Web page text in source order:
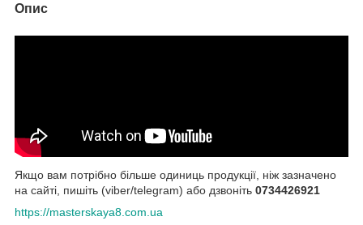
Опис
Якщо вам потрібно більше одиниць продукції, ніж зазначено
на сайті, пишіть (viber/telegram) або дзвоніть 0734426921
https://masterskaya8.com.ua